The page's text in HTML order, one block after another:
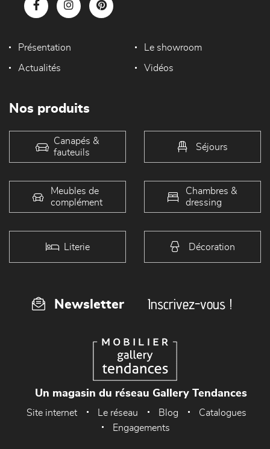
Présentation Le showroom
Actualités Vidéos
Nos produits
Canapés &
fauteuils
Séjours
Meubles de
complément
Chambres &
dressing
Literie Décoration
Newsletter Inscrivez-vous !
Un magasin du réseau Gallery Tendances
Site internet Le réseau Blog
Catalogues
Engagements